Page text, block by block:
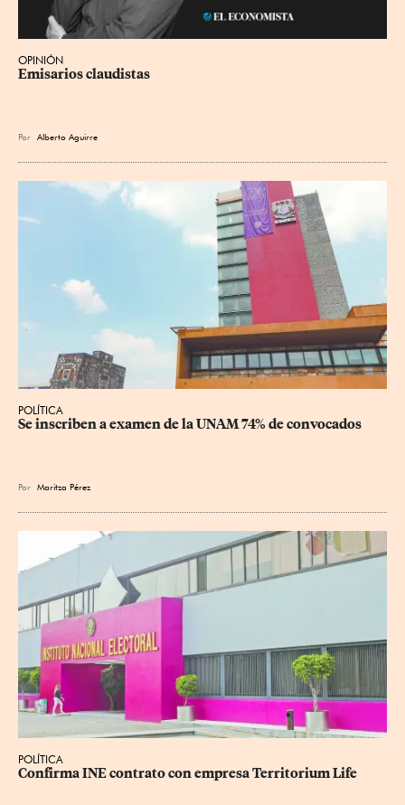
OPINIÓN
Emisarios claudistas
Por Alberto Aguirre
POLÍTICA
Se inscriben a examen de la UNAM 74% de convocados
Por Maritza Pérez
POLÍTICA
Confirma INE contrato con empresa Territorium Life